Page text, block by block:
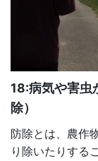
18:病気や害虫
除）
防除とは、農作
り除いたりする